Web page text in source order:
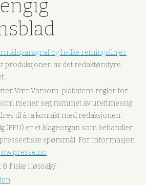
og hvilke retningslinjer
produksjonen av det redaktørstyre
Vær Varsom-plakatens regler for
mener seg rammet av urettmessig
til å ta kontakt med redaksjonen.
(PFU) er et klageorgan som behandler
spørsmål. For informasjon
Fiske i løssalg?